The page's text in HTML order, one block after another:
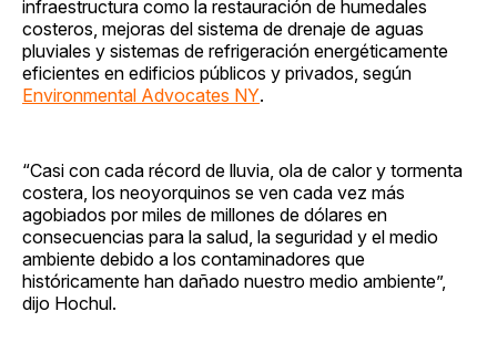
infraestructura como la restauración de humedales
costeros, mejoras del sistema de drenaje de aguas
pluviales y sistemas de refrigeración energéticamente
eficientes en edificios públicos y privados, según
Environmental Advocates NY.
“Casi con cada récord de lluvia, ola de calor y tormenta
costera, los neoyorquinos se ven cada vez más
agobiados por miles de millones de dólares en
consecuencias para la salud, la seguridad y el medio
ambiente debido a los contaminadores que
históricamente han dañado nuestro medio ambiente”,
dijo Hochul.